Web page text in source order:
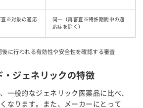
査※対象の適応
同一（再審査※特許期間中の適
応症を除く）
に行われる有効性や安全性を確認する審査
・ジェネリックの特徴
一般的なジェネリック医薬品に比べ、
なります。また、メーカーにとって